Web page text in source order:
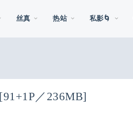
丝真 热站 私影🌀
／236MB]